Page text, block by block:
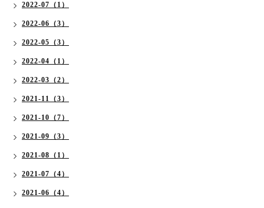
2022-07（1）
2022-06（3）
2022-05（3）
2022-04（1）
2022-03（2）
2021-11（3）
2021-10（7）
2021-09（3）
2021-08（1）
2021-07（4）
2021-06（4）